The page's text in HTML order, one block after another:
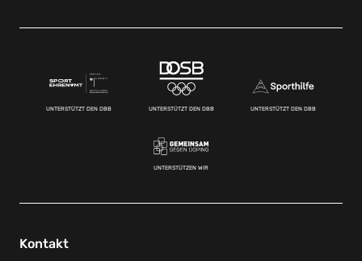
UNTERSTÜTZT DEN DBB UNTERSTÜTZT DEN DBB UNTERSTÜTZT DEN DBB
UNTERSTÜTZEN WIR
Kontakt